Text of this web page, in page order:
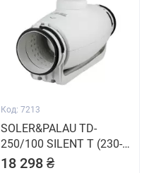
Код: 7213
SOLER&PALAU TD-
250/100 SILENT T (230-
240V 50/60)
18 298 ₴